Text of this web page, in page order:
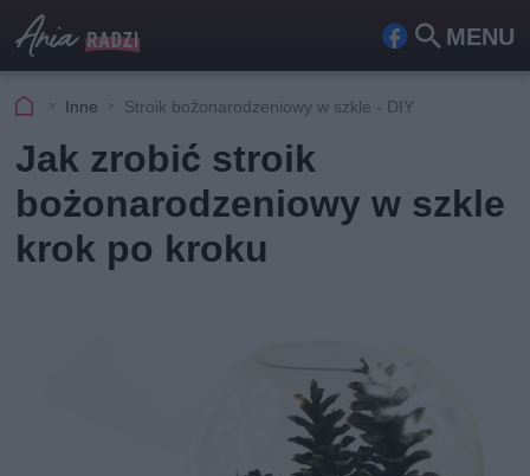
MENU
Fa
ook
Szu
kaj
Inne Stroik bożonarodzeniowy w szkle - DIY
Jak zrobić stroik
bożonarodzeniowy w szkle
krok po kroku